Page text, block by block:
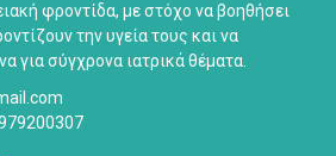
φροντίδα, με στόχο να βοηθήσει
την υγεία τους και να
για σύγχρονα ιατρικά θέματα.